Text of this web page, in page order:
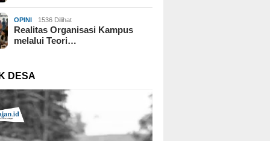
OPINI 1536 Dilihat
Realitas Organisasi Kampus
melalui Teori…
DESA